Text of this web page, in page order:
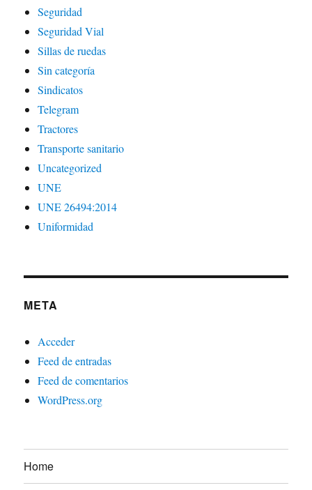
Seguridad
Seguridad Vial
Sillas de ruedas
Sin categoría
Sindicatos
Telegram
Tractores
Transporte sanitario
Uncategorized
UNE
UNE 26494:2014
Uniformidad
META
Acceder
Feed de entradas
Feed de comentarios
WordPress.org
Home